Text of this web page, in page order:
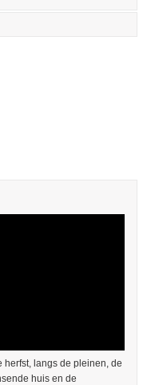
langs de pleinen, de
huis en de